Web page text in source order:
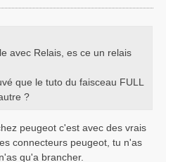
avec Relais, es ce un relais
que le tuto du faisceau FULL
?
peugeot c'est avec des vrais
connecteurs peugeot, tu n'as
qu'a brancher.